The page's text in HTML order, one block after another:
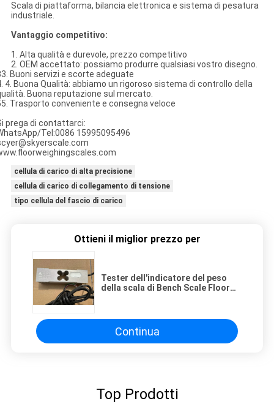
Scala di piattaforma, bilancia elettronica e sistema di pesatura
industriale.
Vantaggio competitivo:
1. Alta qualità e durevole, prezzo competitivo
2. OEM accettato: possiamo produrre qualsiasi vostro disegno.
Buoni servizi e scorte adeguate
4. Buona Qualità: abbiamo un rigoroso sistema di controllo della
Buona reputazione sul mercato.
Trasporto conveniente e consegna veloce
prega di contattarci:
Tel:0086 15995095496
cellula di carico di alta precisione
cellula di carico di collegamento di tensione
tipo cellula del fascio di carico
Ottieni il miglior prezzo per
Tester dell'indicatore del peso
della scala di Bench Scale Floor
Continua
Top Prodotti